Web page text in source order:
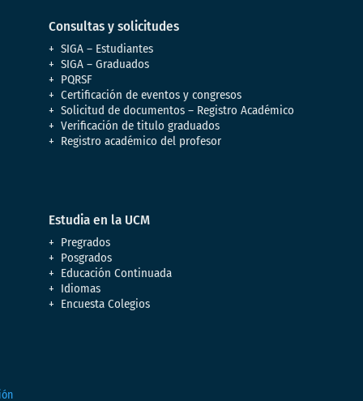
Consultas y solicitudes
SIGA – Estudiantes
SIGA – Graduados
PQRSF
Certificación de eventos y congresos
Solicitud de documentos – Registro Académico
Verificación de titulo graduados
Registro académico del profesor
Estudia en la UCM
Pregrados
Posgrados
Educación Continuada
Idiomas
Encuesta Colegios